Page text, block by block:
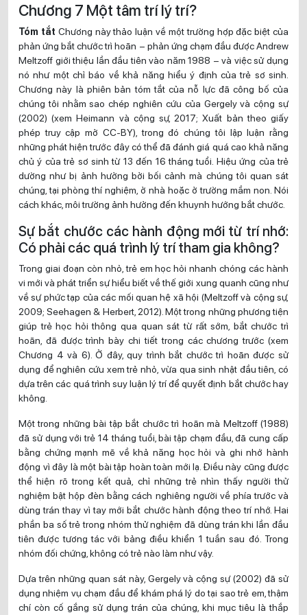
Chương 7 Một tâm trí lý trí?
Tóm tắt Chương này thảo luận về một trường hợp đặc biệt của
phản ứng bắt chước trì hoãn – phản ứng chạm đầu được Andrew
Meltzoff giới thiệu lần đầu tiên vào năm 1988 – và việc sử dụng
nó như một chỉ báo về khả năng hiểu ý định của trẻ sơ sinh.
Chương này là phiên bản tóm tắt của nỗ lực đã công bố của
chúng tôi nhằm sao chép nghiên cứu của Gergely và cộng sự
(2002) (xem Heimann và cộng sự, 2017; Xuất bản theo giấy
phép truy cập mở CC-BY), trong đó chúng tôi lập luận rằng
những phát hiện trước đây có thể đã đánh giá quá cao khả năng
chủ ý của trẻ sơ sinh từ 13 đến 16 tháng tuổi. Hiệu ứng của trẻ
dường như bị ảnh hưởng bởi bối cảnh mà chúng tôi quan sát
chúng, tại phòng thí nghiệm, ở nhà hoặc ở trường mầm non. Nói
cách khác, môi trường ảnh hưởng đến khuynh hướng bắt chước.
Sự bắt chước các hành động mới từ trí nhớ:
Có phải các quá trình lý trí tham gia không?
Trong giai đoạn còn nhỏ, trẻ em học hỏi nhanh chóng các hành
vi mới và phát triển sự hiểu biết về thế giới xung quanh cũng như
về sự phức tạp của các mối quan hệ xã hội (Meltzoff và cộng sự,
2009; Seehagen & Herbert, 2012). Một trong những phương tiện
giúp trẻ học hỏi thông qua quan sát từ rất sớm, bắt chước trì
hoãn, đã được trình bày chi tiết trong các chương trước (xem
Chương 4 và 6). Ở đây, quy trình bắt chước trì hoãn được sử
dụng để nghiên cứu xem trẻ nhỏ, vừa qua sinh nhật đầu tiên, có
dựa trên các quá trình suy luận lý trí để quyết định bắt chước hay
không.
Một trong những bài tập bắt chước trì hoãn mà Meltzoff (1988)
đã sử dụng với trẻ 14 tháng tuổi, bài tập chạm đầu, đã cung cấp
bằng chứng mạnh mẽ về khả năng học hỏi và ghi nhớ hành
động vì đây là một bài tập hoàn toàn mới lạ. Điều này cũng được
thể hiện rõ trong kết quả, chỉ những trẻ nhìn thấy người thử
nghiệm bật hộp đèn bằng cách nghiêng người về phía trước và
dùng trán thay vì tay mới bắt chước hành động theo trí nhớ. Hai
phần ba số trẻ trong nhóm thử nghiệm đã dùng trán khi lần đầu
tiên được tương tác với bảng điều khiển 1 tuần sau đó. Trong
nhóm đối chứng, không có trẻ nào làm như vậy.
Dựa trên những quan sát này, Gergely và cộng sự (2002) đã sử
dụng nhiệm vụ chạm đầu để khám phá lý do tại sao trẻ em, thậm
chí còn cố gắng sử dụng trán của chúng, khi mục tiêu là thắp